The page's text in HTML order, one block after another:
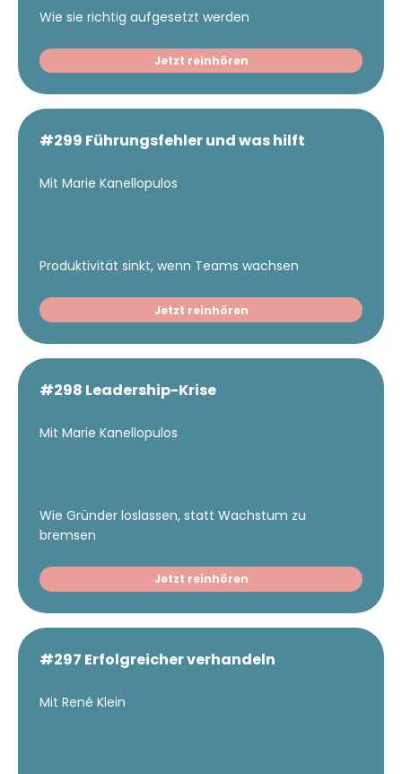
Wie sie richtig aufgesetzt werden
Jetzt reinhören
#299 Führungsfehler und was hilft
Mit Marie Kanellopulos
Produktivität sinkt, wenn Teams wachsen
Jetzt reinhören
#298 Leadership-Krise
Mit Marie Kanellopulos
Wie Gründer loslassen, statt Wachstum zu
bremsen
Jetzt reinhören
#297 Erfolgreicher verhandeln
Mit René Klein